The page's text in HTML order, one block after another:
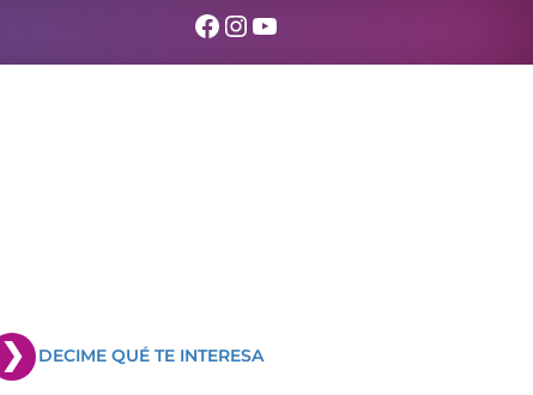
Facebook
Instagram
YouTube
DECIME QUÉ TE INTERESA